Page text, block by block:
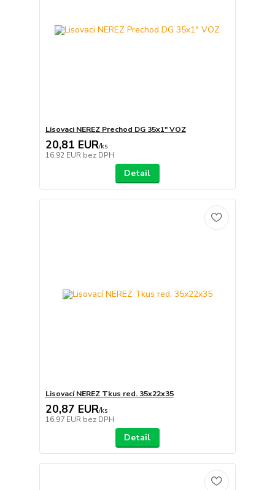
Lisovaci NEREZ Prechod DG 35x1" VOZ
20,81 EUR/ks
16,92 EUR bez DPH
Detail
Lisovací NEREZ Tkus red. 35x22x35
20,87 EUR/ks
16,97 EUR bez DPH
Detail